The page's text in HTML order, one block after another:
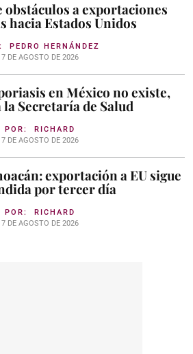
a exportaciones
hacia Estados Unidos
PEDRO HERNÁNDEZ
7 DE AGOSTO DE 2026
en México no existe,
Secretaría de Salud
POR: RICHARD
7 DE AGOSTO DE 2026
exportación a EU sigue
por tercer día
POR: RICHARD
7 DE AGOSTO DE 2026